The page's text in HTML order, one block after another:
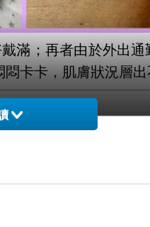
滿；再者由於外出
卡卡，肌膚狀況層出
酸頭部植粹修護套組